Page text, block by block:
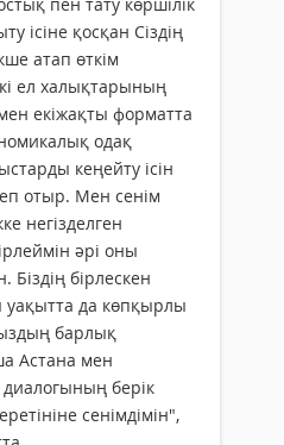
пен тату көршілік
ісіне қосқан Сіздің
атап өткім
ел халықтарының
екіжақты форматта
одақ
кеңейту ісін
отыр. Мен сенім
негізделген
әрі оны
бірлескен
да көпқырлы
барлық
Астана мен
берік
сенімдімін",